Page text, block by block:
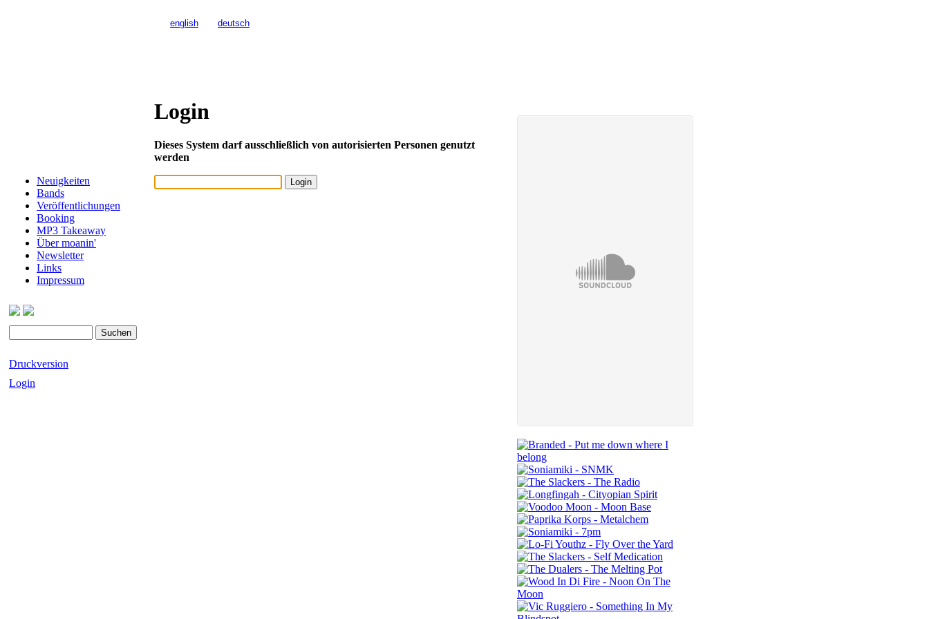
english deutsch
Neuigkeiten
Bands
Veröffentlichungen
Booking
MP3 Takeaway
Über moanin'
Newsletter
Links
Impressum
Druckversion
Login
Login
Dieses System darf ausschließlich von autorisierten Personen genutzt
werden